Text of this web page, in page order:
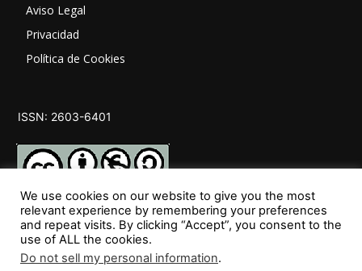
Aviso Legal
Privacidad
Política de Cookies
ISSN: 2603-6401
SÍGUENOS
We use cookies on our website to give you the most
relevant experience by remembering your preferences
and repeat visits. By clicking “Accept”, you consent to the
use of ALL the cookies.
Do not sell my personal information.